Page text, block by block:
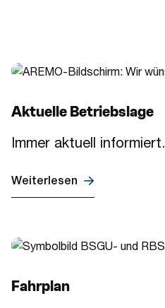
Aktuelle Betriebslage
Immer aktuell informiert.
Weiterlesen
Fahrplan